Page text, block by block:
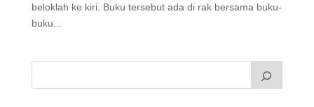
beloklah ke kiri. Buku tersebut ada di rak bersama buku-
buku...